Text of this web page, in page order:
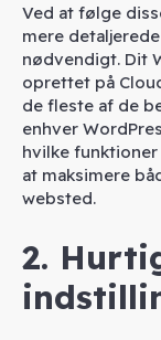
Ved at følge
mere
nødvendigt. Dit
oprettet på
de fleste af de
enhver
hvilke
at maksimere
websted.
2.